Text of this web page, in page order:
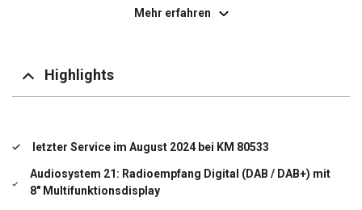
Elektr. Bremskraftverteilung (EBD)
Elektron. Traktionskontrolle
Mehr erfahren
Highlights
letzter Service im August 2024 bei KM 80533
Audiosystem 21: Radioempfang Digital (DAB / DAB+) mit
8" Multifunktionsdisplay